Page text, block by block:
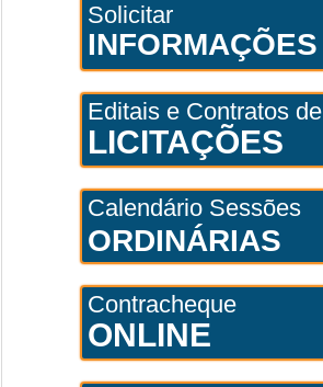
Solicitar
INFORMAÇÕES
Editais e Contratos de
LICITAÇÕES
Calendário Sessões
ORDINÁRIAS
Contracheque
ONLINE